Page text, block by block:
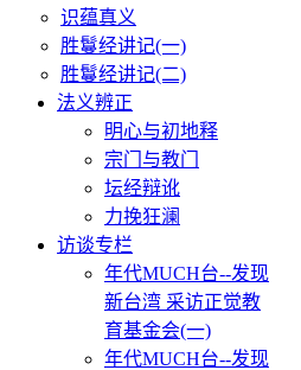
识蕴真义
胜鬘经讲记(一)
胜鬘经讲记(二)
法义辨正
明心与初地释
宗门与教门
坛经辩讹
力挽狂澜
访谈专栏
年代MUCH台--发现
新台湾 采访正觉教
育基金会(一)
年代MUCH台--发现